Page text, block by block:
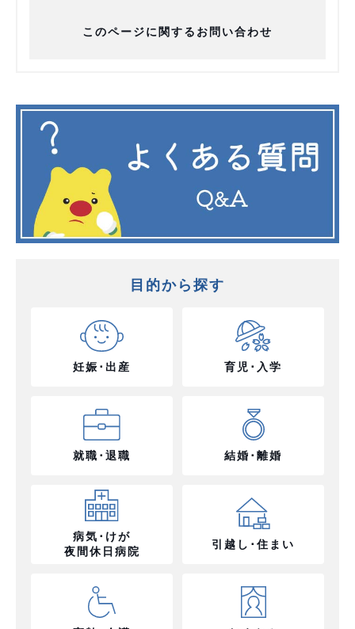
このページに関するお問い合わせ
目的から探す
妊娠･出産 育児･入学
就職･退職 結婚･離婚
病気･けが
夜間休日病院
引越し･住まい